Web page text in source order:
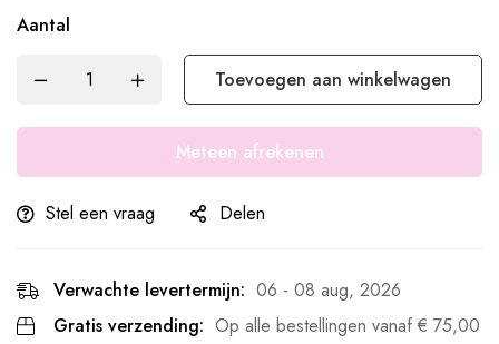
Aantal
Toevoegen aan winkelwagen
Meteen afrekenen
Stel een vraag Delen
Verwachte levertermijn: 06 - 08 aug, 2026
Gratis verzending: Op alle bestellingen vanaf € 75,00